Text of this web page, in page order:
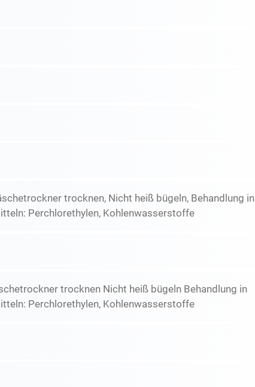
trocknen, Nicht heiß bügeln, Behandlung in
Perchlorethylen, Kohlenwasserstoffe
trocknen Nicht heiß bügeln Behandlung in
Perchlorethylen, Kohlenwasserstoffe